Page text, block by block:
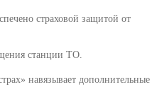
страховой защитой от
станции ТО.
навязывает дополнительные